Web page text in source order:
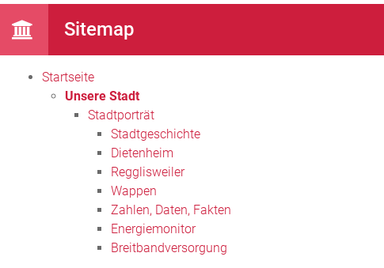
Sitemap
Startseite
Unsere Stadt
Stadtporträt
Stadtgeschichte
Dietenheim
Regglisweiler
Wappen
Zahlen, Daten, Fakten
Energiemonitor
Breitbandversorgung